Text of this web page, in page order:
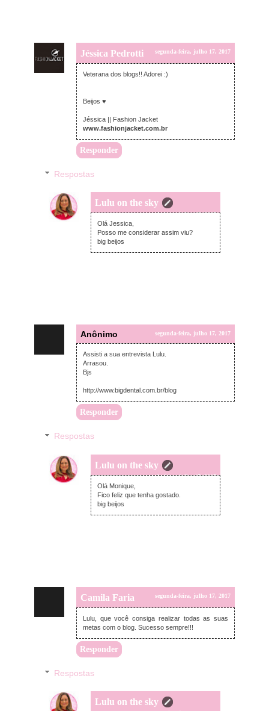
Jéssica Pedrotti segunda-feira, julho 17, 2017
Veterana dos blogs!! Adorei :)
Beijos ♥
Jéssica || Fashion Jacket
www.fashionjacket.com.br
Responder
Respostas
Lulu on the sky
segunda-feira, julho 17, 2017
Olá Jessica,
Posso me considerar assim viu?
big beijos
Anônimo segunda-feira, julho 17, 2017
Assisti a sua entrevista Lulu.
Arrasou.
Bjs
http://www.bigdental.com.br/blog
Responder
Respostas
Lulu on the sky
segunda-feira, julho 17, 2017
Olá Monique,
Fico feliz que tenha gostado.
big beijos
Camila Faria segunda-feira, julho 17, 2017
Lulu, que você consiga realizar todas as suas
metas com o blog. Sucesso sempre!!!
Responder
Respostas
Lulu on the sky